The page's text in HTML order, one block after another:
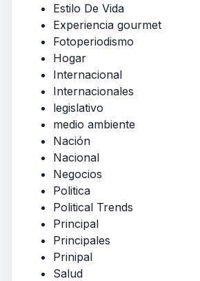
Estilo De Vida
Experiencia gourmet
Fotoperiodismo
Hogar
Internacional
Internacionales
legislativo
medio ambiente
Nación
Nacional
Negocios
Politica
Political Trends
Principal
Principales
Prinipal
Salud